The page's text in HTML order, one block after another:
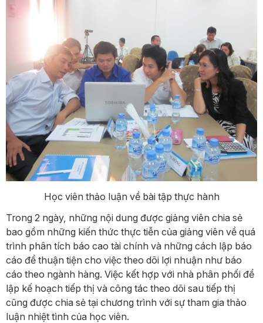
Học viên thảo luận về bài tập thực hành
Trong 2 ngày, những nội dung được giảng viên chia sẻ
bao gồm những kiến thức thực tiễn của giảng viên về quá
trình phân tích báo cao tài chính và những cách lập báo
cáo để thuận tiện cho việc theo dõi lợi nhuận như báo
cáo theo ngành hàng. Việc kết hợp với nhà phân phối để
lập kế hoạch tiếp thị và công tác theo dõi sau tiếp thị
cũng được chia sẻ tại chương trình với sự tham gia thảo
luận nhiệt tình của học viên.